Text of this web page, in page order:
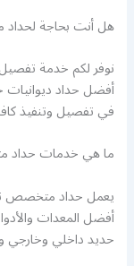
هل أنت بحاجة
نوفر لكم خدمة
أفضل حداد ديوانيات
في تفصيل وتنفيذ
ما هي خدمات حداد
يعمل حداد متخصص
أفضل المعدات
حديد داخلي وخارجي